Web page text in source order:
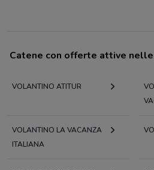
Catene con offerte attive nelle
VOLANTINO ATITUR
VOLANTINO LA VACANZA
ITALIANA